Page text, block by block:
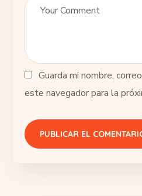
Guarda mi nombre,
este navegador para la